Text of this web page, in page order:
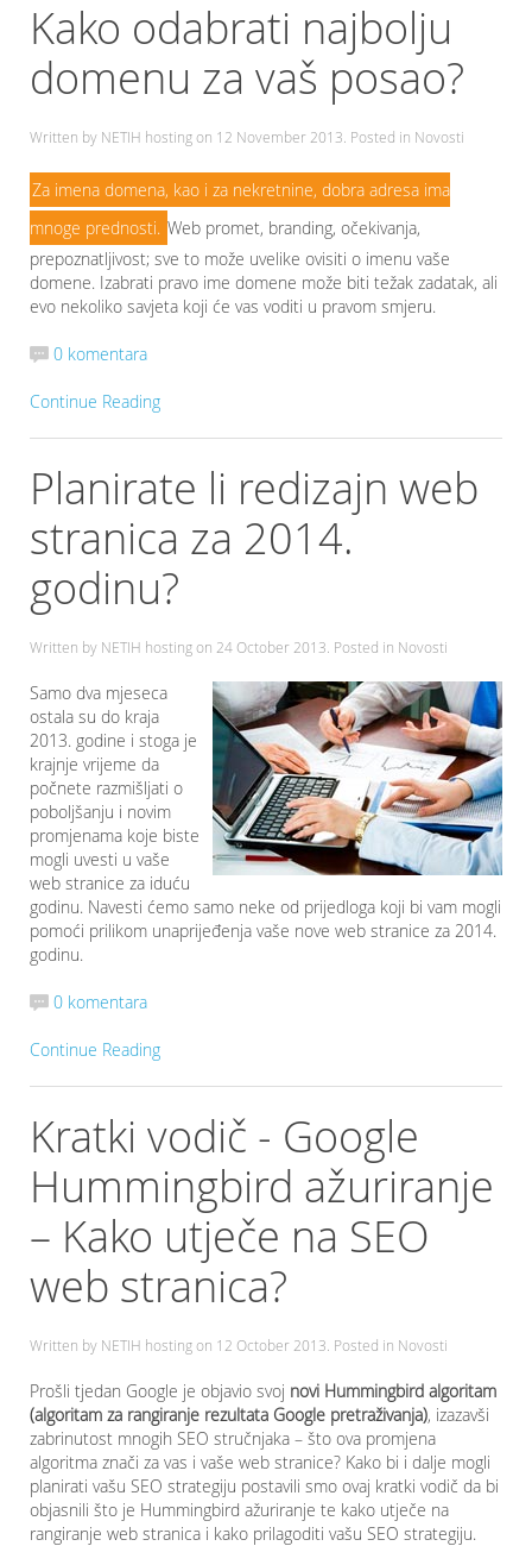
Kako odabrati najbolju
domenu za vaš posao?
Written by NETIH hosting on 12 November 2013 . Posted in Novosti
Za imena domena, kao i za nekretnine, dobra adresa ima
mnoge prednosti. Web promet, branding, očekivanja,
prepoznatljivost; sve to može uvelike ovisiti o imenu vaše
domene. Izabrati pravo ime domene može biti težak zadatak, ali
evo nekoliko savjeta koji će vas voditi u pravom smjeru.
0 komentara
Continue Reading
Planirate li redizajn web
stranica za 2014.
godinu?
Written by NETIH hosting on 24 October 2013 . Posted in Novosti
Samo dva mjeseca
ostala su do kraja
2013. godine i stoga je
krajnje vrijeme da
počnete razmišljati o
poboljšanju i novim
promjenama koje biste
mogli uvesti u vaše
web stranice za iduću
godinu. Navesti ćemo samo neke od prijedloga koji bi vam mogli
pomoći prilikom unaprijeđenja vaše nove web stranice za 2014.
godinu.
0 komentara
Continue Reading
Kratki vodič - Google
Hummingbird ažuriranje
– Kako utječe na SEO
web stranica?
Written by NETIH hosting on 12 October 2013 . Posted in Novosti
Prošli tjedan Google je objavio svoj novi Hummingbird algoritam
(algoritam za rangiranje rezultata Google pretraživanja), izazavši
zabrinutost mnogih SEO stručnjaka – što ova promjena
algoritma znači za vas i vaše web stranice? Kako bi i dalje mogli
planirati vašu SEO strategiju postavili smo ovaj kratki vodič da bi
objasnili što je Hummingbird ažuriranje te kako utječe na
rangiranje web stranica i kako prilagoditi vašu SEO strategiju.